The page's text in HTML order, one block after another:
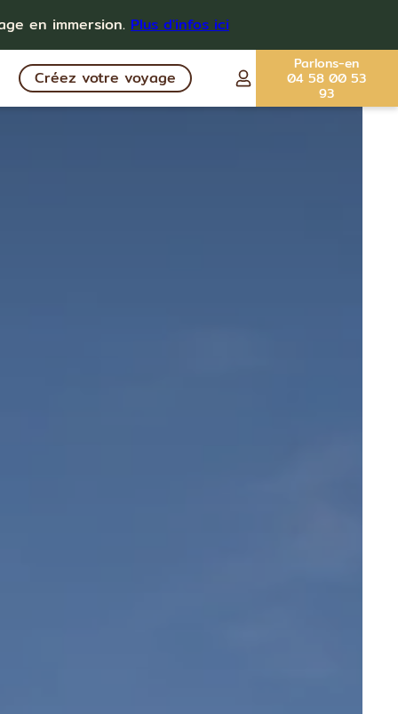
en immersion. Plus d'infos ici
Créez votre voyage
Parlons-en
04 58 00 53
93